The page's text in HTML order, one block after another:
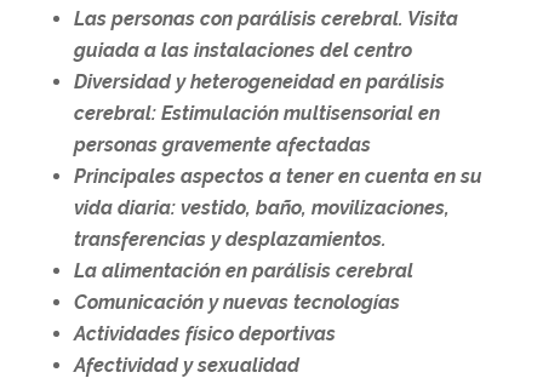
Las personas con parálisis cerebral. Visita
guiada a las instalaciones del centro
Diversidad y heterogeneidad en parálisis
cerebral: Estimulación multisensorial en
personas gravemente afectadas
Principales aspectos a tener en cuenta en su
vida diaria: vestido, baño, movilizaciones,
transferencias y desplazamientos.
La alimentación en parálisis cerebral
Comunicación y nuevas tecnologías
Actividades físico deportivas
Afectividad y sexualidad